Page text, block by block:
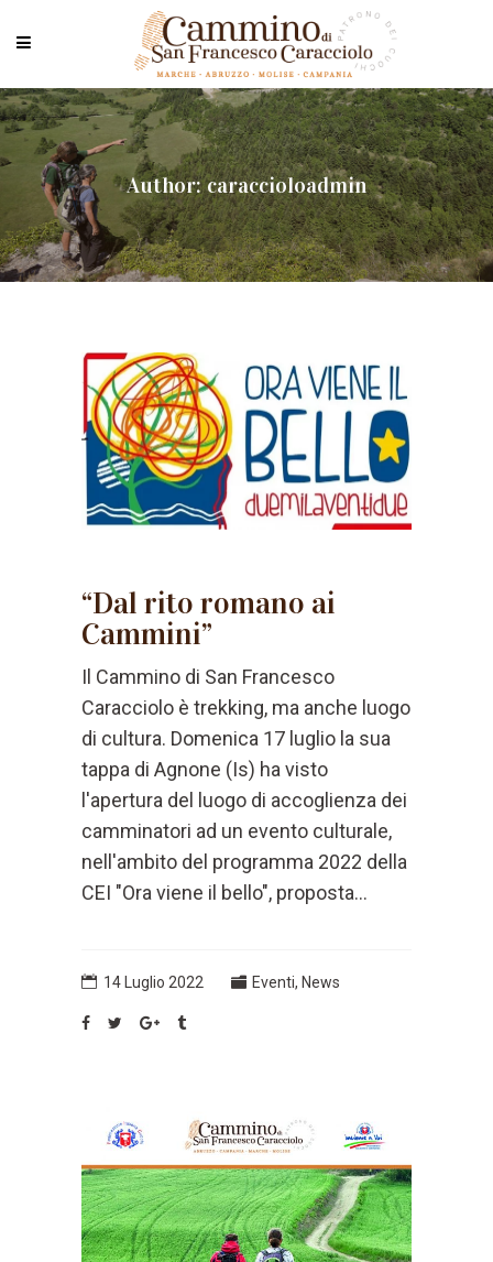
Author: caraccioloadmin
“Dal rito romano ai
Cammini”
Il Cammino di San Francesco
Caracciolo è trekking, ma anche luogo
di cultura. Domenica 17 luglio la sua
tappa di Agnone (Is) ha visto
l'apertura del luogo di accoglienza dei
camminatori ad un evento culturale,
nell'ambito del programma 2022 della
CEI "Ora viene il bello", proposta...
14 Luglio 2022 Eventi, News